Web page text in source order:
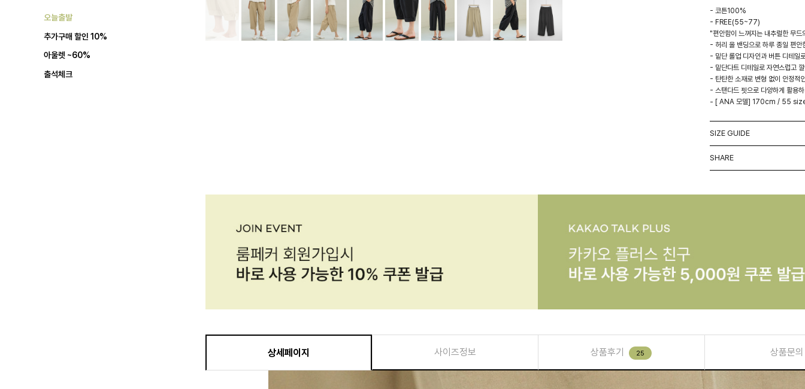
오늘출발
추가구매 할인 10%
아울렛 ~60%
출석체크
- 코튼100%
- FREE(55~77)
"편안함이 느껴지는 내추럴한 무드
- 허리 올 밴딩으로 하루 종일 편안
- 밑단 롤업 디자인과 버튼 디테일
- 밑단다트 디테일로 자연스럽고
- 탄탄한 소재로 변형 없이 안정적
- 스탠다드 핏으로 다양하게 활용
- [ ANA 모델] 170cm / 55
SIZE GUIDE
SHARE
상세페이지 사이즈정보 상품후기 25 상품문의